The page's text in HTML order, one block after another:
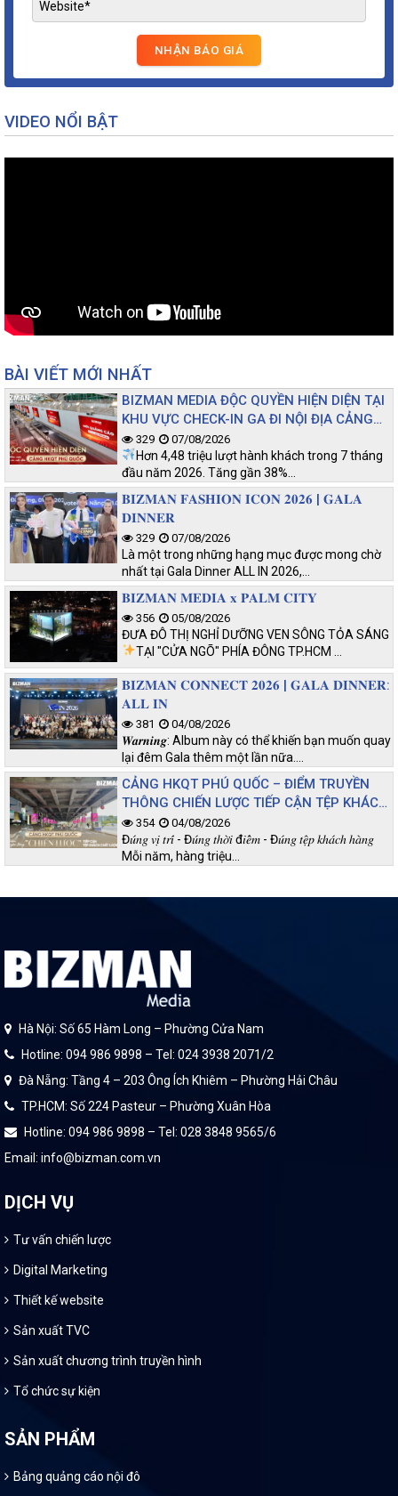
VIDEO NỔI BẬT
BÀI VIẾT MỚI NHẤT
BIZMAN MEDIA ĐỘC QUYỀN HIỆN DIỆN TẠI
KHU VỰC CHECK-IN GA ĐI NỘI ĐỊA CẢNG
HKQT PHÚ QUỐC
329 07/08/2026
Hơn 4,48 triệu lượt hành khách trong 7 tháng
đầu năm 2026. Tăng gần 38%…
𝐁𝐈𝐙𝐌𝐀𝐍 𝐅𝐀𝐒𝐇𝐈𝐎𝐍 𝐈𝐂𝐎𝐍 𝟐𝟎𝟐𝟔 | 𝐆𝐀𝐋𝐀
𝐃𝐈𝐍𝐍𝐄𝐑
329 07/08/2026
Là một trong những hạng mục được mong chờ
nhất tại Gala Dinner ALL IN 2026,…
𝐁𝐈𝐙𝐌𝐀𝐍 𝐌𝐄𝐃𝐈𝐀 𝐱 𝐏𝐀𝐋𝐌 𝐂𝐈𝐓𝐘
356 05/08/2026
ĐƯA ĐÔ THỊ NGHỈ DƯỠNG VEN SÔNG TỎA SÁNG
TẠI "CỬA NGÕ" PHÍA ĐÔNG TP.HCM
𝐁𝐈𝐙𝐌𝐀𝐍 𝐂𝐎𝐍𝐍𝐄𝐂𝐓 𝟐𝟎𝟐𝟔 | 𝐆𝐀𝐋𝐀 𝐃𝐈𝐍𝐍𝐄𝐑:
𝐀𝐋𝐋 𝐈𝐍
381 04/08/2026
𝑾𝒂𝒓𝒏𝒊𝒏𝒈: Album này có thể khiến bạn muốn quay
lại đêm Gala thêm một lần nữa.…
CẢNG HKQT PHÚ QUỐC – ĐIỂM TRUYỀN
THÔNG CHIẾN LƯỢC TIẾP CẬN TỆP KHÁCH
CHẤT LƯỢNG
354 04/08/2026
Đ𝑢́𝑛𝑔 𝑣𝑖̣ 𝑡𝑟𝑖́ - Đ𝑢́𝑛𝑔 𝑡ℎ𝑜̛̀𝑖 đ𝑖𝑒̂̉𝑚 - Đ𝑢́𝑛𝑔 𝑡𝑒̣̂𝑝 𝑘ℎ𝑎́𝑐ℎ ℎ𝑎̀𝑛𝑔
Mỗi năm, hàng triệu…
Hà Nội: Số 65 Hàm Long – Phường Cửa Nam
Hotline: 094 986 9898 – Tel: 024 3938 2071/2
Đà Nẵng: Tầng 4 – 203 Ông Ích Khiêm – Phường Hải Châu
TP.HCM: Số 224 Pasteur – Phường Xuân Hòa
Hotline: 094 986 9898 – Tel: 028 3848 9565/6
Email: info@bizman.com.vn
DỊCH VỤ
Tư vấn chiến lược
Digital Marketing
Thiết kế website
Sản xuất TVC
Sản xuất chương trình truyền hình
Tổ chức sự kiện
SẢN PHẨM
Bảng quảng cáo nội đô